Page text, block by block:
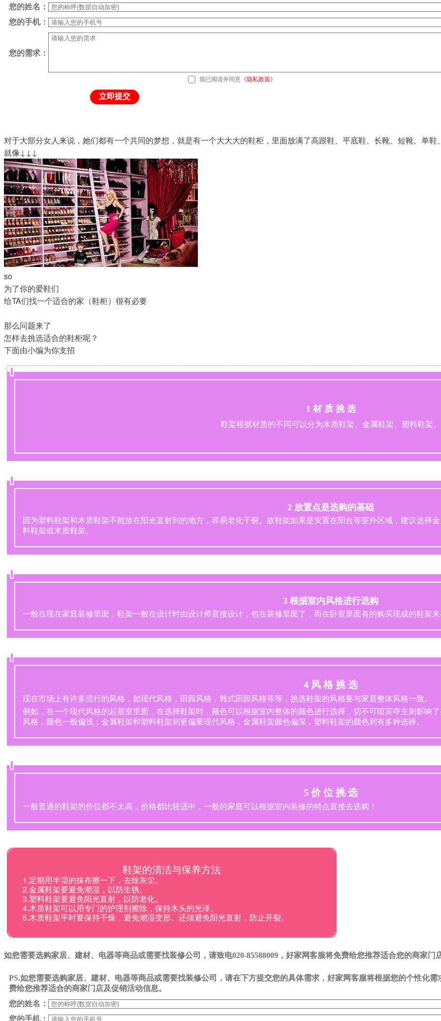
您的姓名：
您的手机：
您的需求：
我已阅读并同意 《隐私政策》
立即提交
对于大部分女人来说，她们都有一个共同的梦想，就是有一个大大大的鞋柜，里面放满了高跟鞋、平底鞋、长靴、短靴、单鞋
就像↓↓↓
so
为了你的爱鞋们
给TA们找一个适合的家（鞋柜）很有必要
那么问题来了
怎样去挑选适合的鞋柜呢？
下面由小编为你支招
1 材 质 挑 选
鞋架根据材质的不同可以分为木质鞋架、金属鞋架、塑料鞋架。
2 放置点是选购的基础
因为塑料鞋架和木质鞋架不能放在阳光直射到的地方，容易老化干裂。故鞋架如果是安置在阳台等室外区域，建议选择
料鞋架或木质鞋架。
3 根据室内风格进行选购
一般在现在家庭装修里面，鞋架一般在设计时由设计师直接设计，包在装修里面了，而在卧室里面有的购买现成的鞋架
4 风 格 挑 选
现在市场上有许多流行的风格，如现代风格，田园风格，韩式田园风格等等，挑选鞋架的风格要与家居整体风格一致。
例如，在一个现代风格的起居室里面，在选择鞋架时，颜色可以根据室内整体的颜色进行选择，切不可喧宾夺主则影响
风格，颜色一般偏浅；金属鞋架和塑料鞋架则更偏重现代风格，金属鞋架颜色偏深，塑料鞋架的颜色则有多种选择。
5 价 位 挑 选
一般普通的鞋架的价位都不太高，价格都比较适中，一般的家庭可以根据室内装修的特点直接去选购！
鞋架的清洁与保养方法
1.定期用半湿的抹布擦一下，去除灰尘。
2.金属鞋架要避免潮湿，以防生锈。
3.塑料鞋架要避免阳光直射，以防老化。
4.木质鞋架可以用专门的护理剂擦除，保持木头的光泽。
5.木质鞋架平时要保持干燥，避免潮湿变形。还须避免阳光直射，防止开裂。
如您需要选购家居、建材、电器等商品或需要找装修公司，请致电020-85588009，好家网客服将免费给您推荐适合您的商家门
PS.如您需要选购家居、建材、电器等商品或需要找装修公司，请在下方提交您的具体需求，好家网客服将根据您的个性化需
费给您推荐适合的商家门店及促销活动信息。
您的姓名：
您的手机：